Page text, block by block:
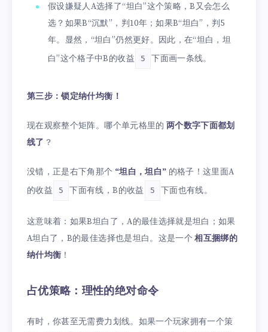
假设嫌疑人A选择了“坦白”这个策略，B又会怎么
选？如果B“沉默”，判10年；如果B“坦白”，判5
年。显然，“坦白”仍然更好。因此，在“坦白，坦
白”这个格子中B的收益
5 下面画一条线。
第三步：锁定纳什均衡！
现在观察整个矩阵。哪个单元格里的 两个数字下面都划
线了 ？
没错，正是右下角那个 “坦白，坦白” 的格子！这里面A
的收益
5 下面有线，B的收益 5 下面也有线。
这意味着：如果B坦白了，A的最佳选择就是坦白；如果
A坦白了，B的最佳选择也是坦白。这是一个相互捆绑的
纳什均衡 ！
占优策略：理性的绝对命令
有时，你甚至无需费力划线。如果一个玩家拥有一个策